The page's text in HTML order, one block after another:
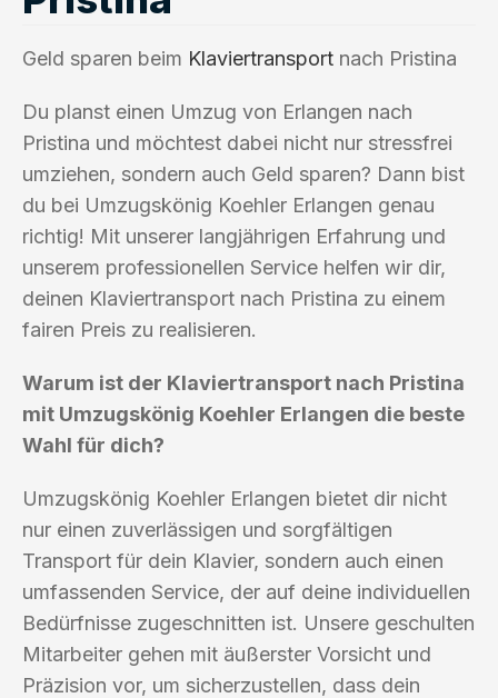
Geld sparen beim Klaviertransport nach Pristina
Du planst einen Umzug von Erlangen nach
Pristina und möchtest dabei nicht nur stressfrei
umziehen, sondern auch Geld sparen? Dann bist
du bei Umzugskönig Koehler Erlangen genau
richtig! Mit unserer langjährigen Erfahrung und
unserem professionellen Service helfen wir dir,
deinen Klaviertransport nach Pristina zu einem
fairen Preis zu realisieren.
Warum ist der Klaviertransport nach Pristina
mit Umzugskönig Koehler Erlangen die beste
Wahl für dich?
Umzugskönig Koehler Erlangen bietet dir nicht
nur einen zuverlässigen und sorgfältigen
Transport für dein Klavier, sondern auch einen
umfassenden Service, der auf deine individuellen
Bedürfnisse zugeschnitten ist. Unsere geschulten
Mitarbeiter gehen mit äußerster Vorsicht und
Präzision vor, um sicherzustellen, dass dein